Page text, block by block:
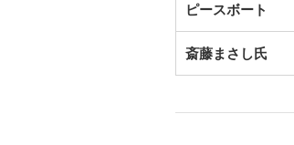
ピースボート
斎藤まさし氏